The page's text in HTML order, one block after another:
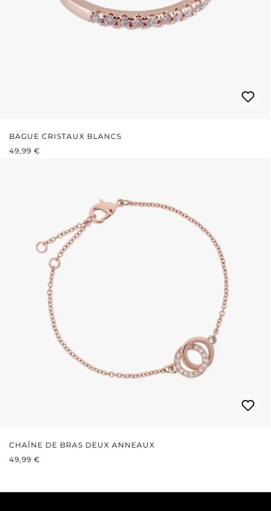
BAGUE CRISTAUX BLANCS
PRIX RÉGULIER :
49,99 €
CHAÎNE DE BRAS DEUX ANNEAUX
PRIX RÉGULIER :
49,99 €